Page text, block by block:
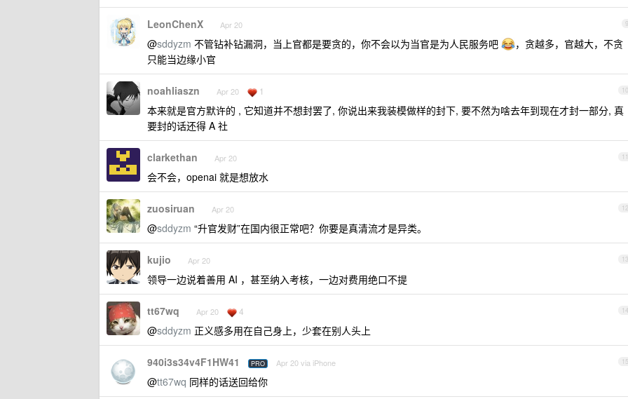
9
LeonChenX Apr 20
@sddyzm 不管钻补钻漏洞，当上官都是要贪的，你不会以为当官是为人民服务吧
，贪越多，官越大，不贪
只能当边缘小官
10
noahliaszn Apr 20 1
本来就是官方默许的 , 它知道并不想封罢了, 你说出来我装模做样的封下, 要不然为啥去年到现在才封一部分, 真
要封的话还得 A 社
11
clarkethan Apr 20
会不会，openai 就是想放水
12
zuosiruan Apr 20
@sddyzm “升官发财”在国内很正常吧？你要是真清流才是异类。
13
kujio Apr 20
领导一边说着善用 AI ，甚至纳入考核，一边对费用绝口不提
14
tt67wq Apr 20 4
@sddyzm 正义感多用在自己身上，少套在别人头上
15
940i3s34v4F1HW41 PRO Apr 20 via iPhone
@tt67wq 同样的话送回给你